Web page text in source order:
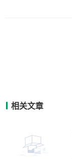
相关文章